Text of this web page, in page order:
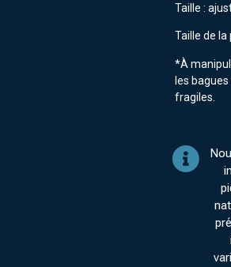
Taille :
Taille de la
*À
les
fragiles.